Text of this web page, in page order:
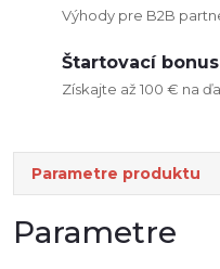
Výhody pre B2B
Štartovací bonus
Získajte až 100 € na
Parametre produktu
Parametre